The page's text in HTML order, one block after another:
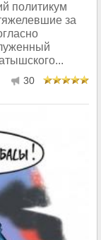
политикум
за
30